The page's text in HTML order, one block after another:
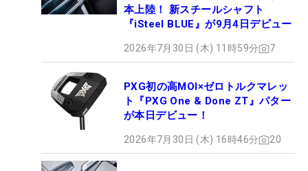
本上陸！ 新スチールシャフト
『iSteel BLUE』が9月4日デビュー
2026年7月30日 (木) 11時59分 7
PXG初の高MOI×ゼロトルクマレッ
ト『PXG One & Done ZT』パター
が本日デビュー！
2026年7月30日 (木) 16時46分 20